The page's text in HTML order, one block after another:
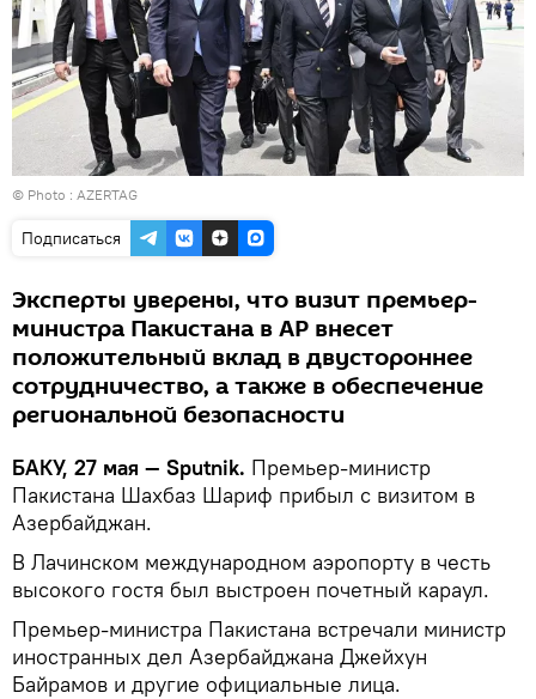
© Photo : AZERTAG
Подписаться
Эксперты уверены, что визит премьер-
министра Пакистана в АР внесет
положительный вклад в двустороннее
сотрудничество, а также в обеспечение
региональной безопасности
БАКУ, 27 мая — Sputnik. Премьер-министр
Пакистана Шахбаз Шариф прибыл с визитом в
Азербайджан.
В Лачинском международном аэропорту в честь
высокого гостя был выстроен почетный караул.
Премьер-министра Пакистана встречали министр
иностранных дел Азербайджана Джейхун
Байрамов и другие официальные лица.